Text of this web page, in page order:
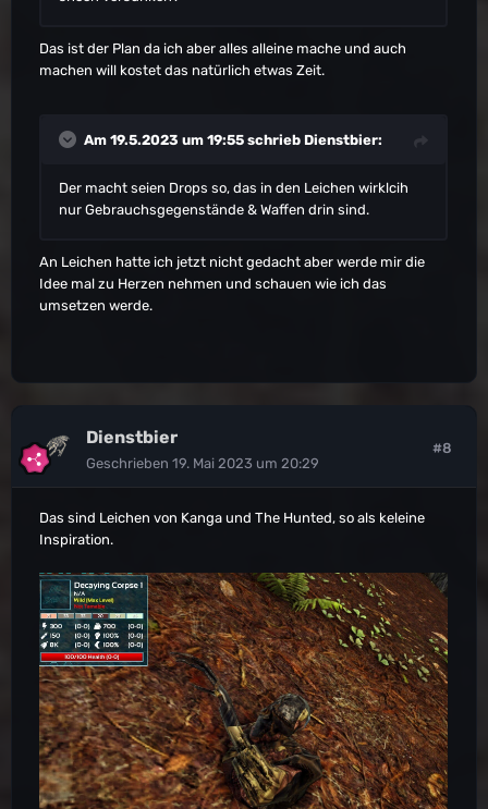
Das ist der Plan da ich aber alles alleine mache und auch
machen will kostet das natürlich etwas Zeit.
Am 19.5.2023 um 19:55 schrieb Dienstbier:
Der macht seien Drops so, das in den Leichen wirklcih
nur Gebrauchsgegenstände & Waffen drin sind.
An Leichen hatte ich jetzt nicht gedacht aber werde mir die
Idee mal zu Herzen nehmen und schauen wie ich das
umsetzen werde.
Dienstbier
Geschrieben 19. Mai 2023 um 20:29
#8
Das sind Leichen von Kanga und The Hunted, so als keleine
Inspiration.